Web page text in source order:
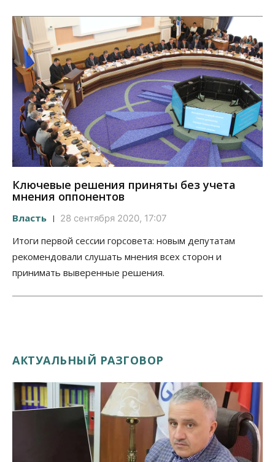
Ключевые решения приняты без учета
мнения оппонентов
Власть 28 сентября 2020, 17:07
Итоги первой сессии горсовета: новым депутатам
рекомендовали слушать мнения всех сторон и
принимать выверенные решения.
АКТУАЛЬНЫЙ РАЗГОВОР